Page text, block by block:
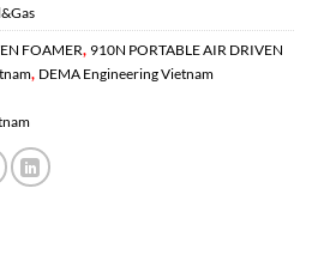
FOAMER, 910N PORTABLE AIR DRIVEN
, DEMA Engineering Vietnam